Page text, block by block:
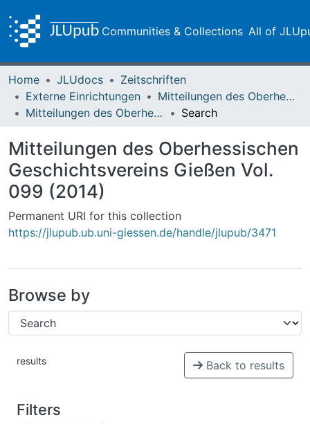
Communities & Collections All of
Home JLUdocs
Zeitschriften
Externe Einrichtungen
Mitteilungen des Oberhessischen Geschichtsvereins Gießen
Mitteilungen des Oberhessischen Geschichtsvereins Gießen Vol. 099 (2014)
Search
Mitteilungen des Oberhessischen
Geschichtsvereins Gießen Vol.
099 (2014)
Permanent URI for this collection
https://jlupub.ub.uni-giessen.de/handle/jlupub/3471
Browse by
results Back to results
Filters